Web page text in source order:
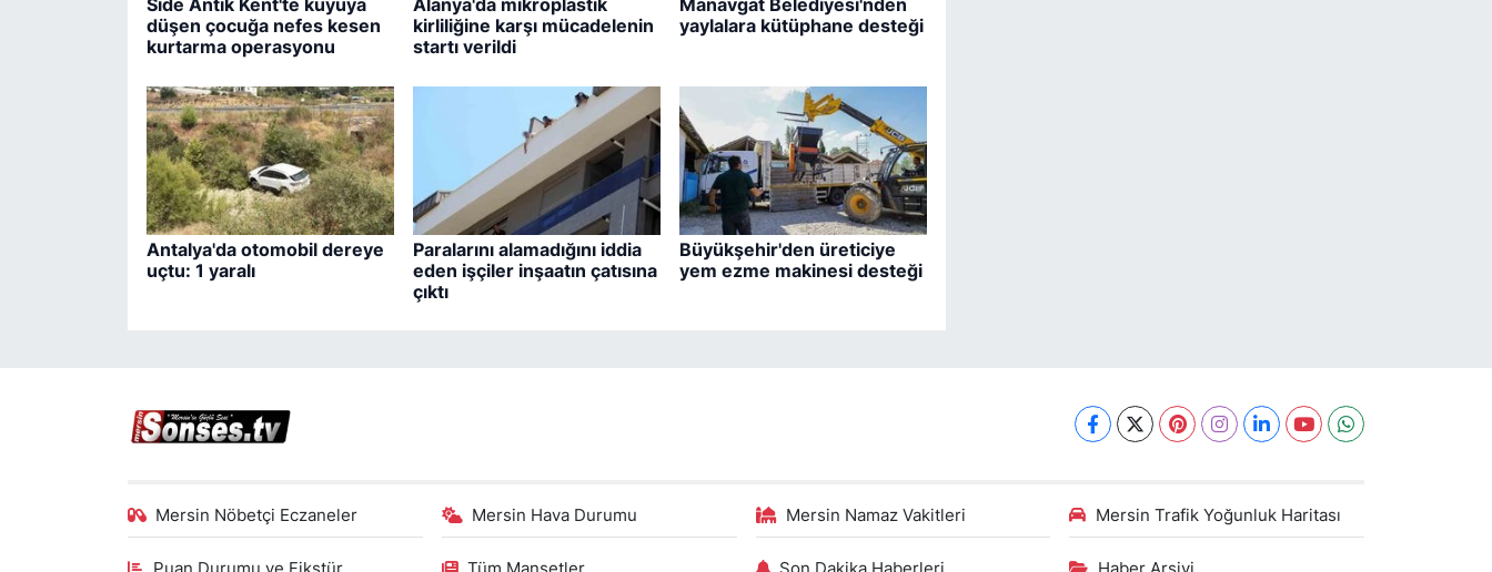
Side Antik Kent'te kuyuya
düşen çocuğa nefes kesen
kurtarma operasyonu
Alanya'da mikroplastik
kirliliğine karşı mücadelenin
startı verildi
Manavgat Belediyesi'nden
yaylalara kütüphane desteği
Antalya'da otomobil dereye
uçtu: 1 yaralı
Paralarını alamadığını iddia
eden işçiler inşaatın çatısına
çıktı
Büyükşehir'den üreticiye
yem ezme makinesi desteği
Mersin Nöbetçi Eczaneler Mersin Hava Durumu Mersin Namaz Vakitleri Mersin Trafik Yoğunluk Haritası